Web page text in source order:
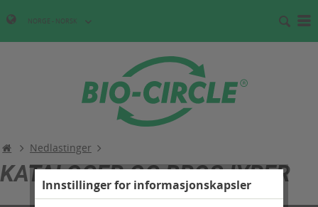
NORGE - NORSK
Nedlastinger
KATALOGER OG BROSJYRER
Innstillinger for informasjonskapsler